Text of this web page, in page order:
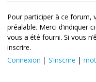
Pour participer à ce forum,
préalable. Merci d’indiquer
vous a été fourni. Si vous
inscrire.
Connexion | S’inscrire |